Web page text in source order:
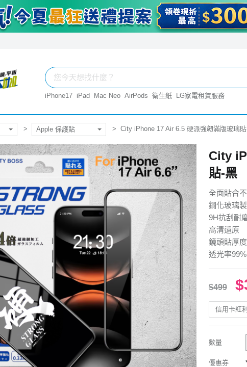
iPhone17 iPad Mac Neo AirPods 衛生紙 LG家電租賃服務
Apple 保護貼 City iPhone 17 Air 6.5 硬派強韌滿版玻璃
City
貼-黑
全面貼合
鋼化玻璃
9H抗刮耐
高清還原
鏡頭貼厚
透光率99%
$499
信用卡紅
數量
優惠券